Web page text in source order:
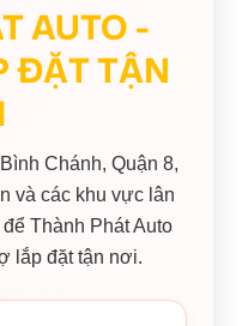
AUTO -
ĐẶT TẬN
Chánh, Quận 8,
và các khu vực lân
Thành Phát Auto
lắp đặt tận nơi.